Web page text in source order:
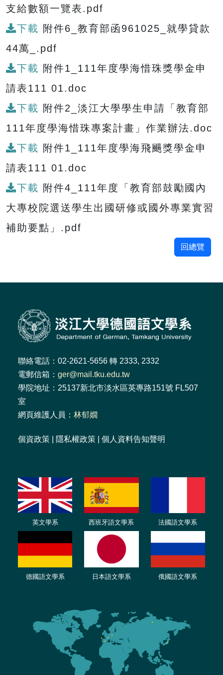
支給數額一覽表.pdf
下載 附件6_教育部函961025_就學貸款
44萬_.pdf
下載 附件1_111年度學海惜珠獎學金申
請表111 01.doc
下載 附件2_淡江大學學生申請「教育部
111年度學海惜珠專案計畫」作業辦法.doc
下載 附件1_111年度學海飛颺獎學金申
請表111 01.doc
下載 附件4_111年度「教育部鼓勵國內
大專校院選送學生出國研修或國外專業實習
補助要點」.pdf
回總覽
聯絡電話：02-2621-5656 轉 2333, 2332
電郵信箱： ger@mail.tku.edu.tw
學院地址：25137新北市淡水區英專路151號 FL507
室
網頁維護人員： 林郁嫺
個資政策 隱私權政策 個人資料告知聲明
英文學系 西班牙語文學系 法國語文學系
德國語文學系 日本語文學系 俄國語文學系